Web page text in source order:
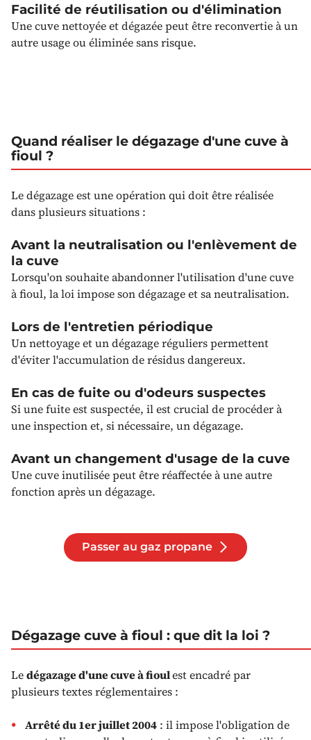
Facilité de réutilisation ou d'élimination
Une cuve nettoyée et dégazée peut être reconvertie à un
autre usage ou éliminée sans risque.
Quand réaliser le dégazage d'une cuve à
fioul ?
Le dégazage est une opération qui doit être réalisée
dans plusieurs situations :
Avant la neutralisation ou l'enlèvement de
la cuve
Lorsqu'on souhaite abandonner l'utilisation d'une cuve
à fioul, la loi impose son dégazage et sa neutralisation.
Lors de l'entretien périodique
Un nettoyage et un dégazage réguliers permettent
d'éviter l'accumulation de résidus dangereux.
En cas de fuite ou d'odeurs suspectes
Si une fuite est suspectée, il est crucial de procéder à
une inspection et, si nécessaire, un dégazage.
Avant un changement d'usage de la cuve
Une cuve inutilisée peut être réaffectée à une autre
fonction après un dégazage.
Passer au gaz propane
Dégazage cuve à fioul : que dit la loi ?
Ledégazage d'une cuve à fioulest encadré par
plusieurs textes réglementaires :
Arrêté du 1er juillet 2004 : il impose l'obligation de